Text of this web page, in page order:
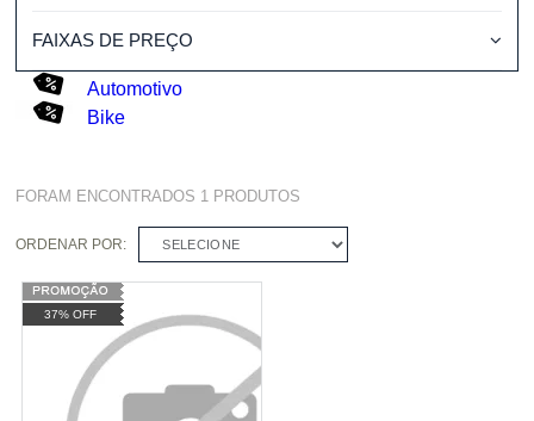
FAIXAS DE PREÇO
Automotivo
Bike
FORAM ENCONTRADOS 1 PRODUTOS
ORDENAR POR: SELECIONE
37% OFF